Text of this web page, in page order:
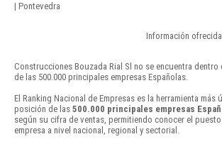
| Pontevedra
Información
Construcciones Bouzada Rial Sl no se encuentra dentro
de las 500.000 principales empresas Españolas.
El Ranking Nacional de Empresas es la herramienta más
posición de las 500.000 principales empresas
según su cifra de ventas, permitiendo conocer el
empresa a nivel nacional, regional y sectorial.